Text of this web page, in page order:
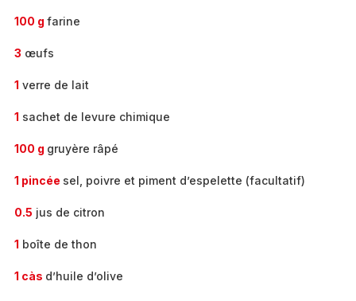
100 g farine
3 œufs
1 verre de lait
1 sachet de levure chimique
100 g gruyère râpé
1 pincée sel, poivre et piment d’espelette (facultatif)
0.5 jus de citron
1 boîte de thon
1 càs d’huile d’olive